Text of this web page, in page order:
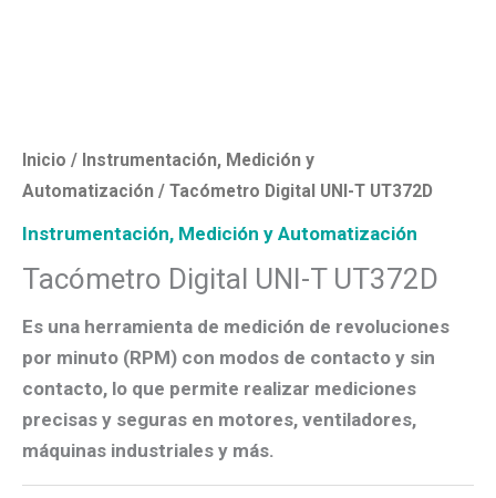
Inicio / Instrumentación, Medición y
Automatización / Tacómetro Digital UNI-T UT372D
Instrumentación, Medición y Automatización
Tacómetro Digital UNI-T UT372D
Es una herramienta de medición de revoluciones
por minuto (RPM) con modos de contacto y sin
contacto, lo que permite realizar mediciones
precisas y seguras en motores, ventiladores,
máquinas industriales y más.